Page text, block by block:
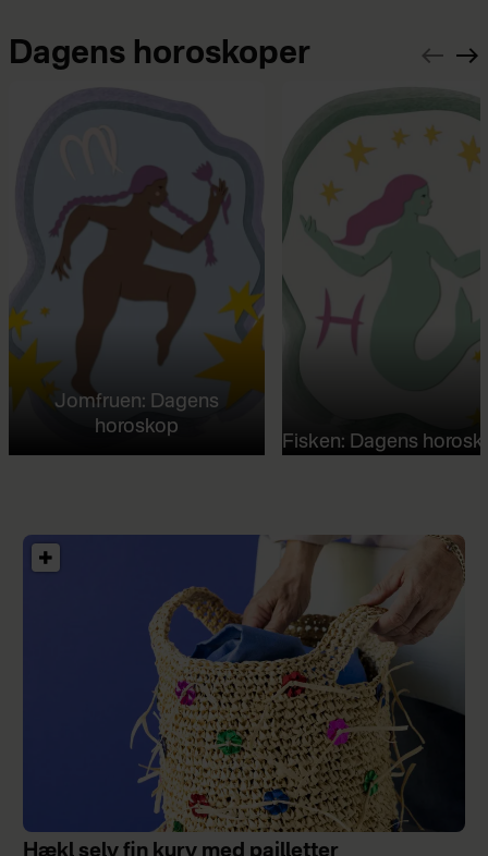
Dagens horoskoper
Jomfruen: Dagens
horoskop
Fisken: Dagens
Hækl selv fin kurv med pailletter